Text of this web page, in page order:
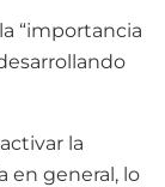
“importancia
la
en general, lo